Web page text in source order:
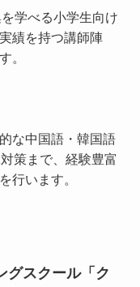
学べる小学生向け
績を持つ講師陣
。
な中国語・韓国語
策まで、経験豊富
行います。
グスクール「ク